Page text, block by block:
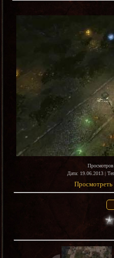
Просмотров
Дата: 19.06.2013 |
Просмотреть